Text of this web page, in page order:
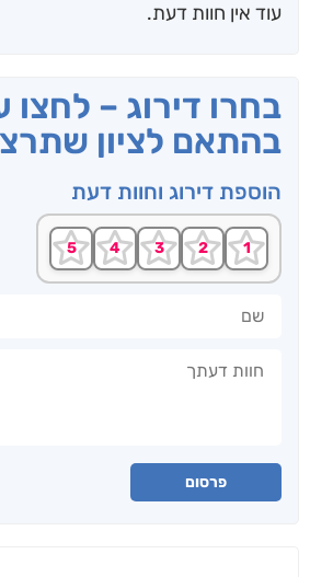
עוד אין חוות דעת.
בחרו דירוג – לחצו
בהתאם לציון
הוספת דירוג וחוות דעת
פרסום